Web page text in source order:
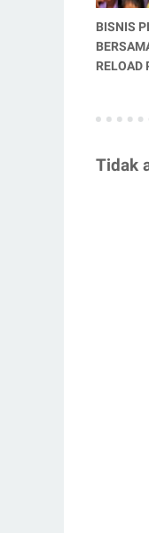
BISNIS
RELOAD
Tidak